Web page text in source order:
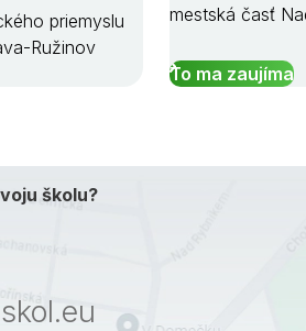
priemyslu
Ružinov
mestská časť
To ma zaujíma
školu?